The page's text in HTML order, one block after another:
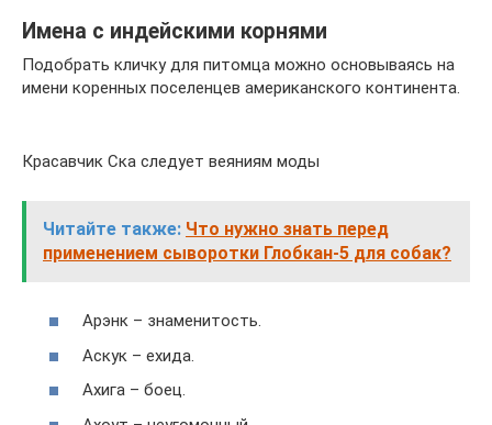
Имена с индейскими корнями
Подобрать кличку для питомца можно основываясь на
имени коренных поселенцев американского континента.
Красавчик Ска следует веяниям моды
Читайте также: Что нужно знать перед
применением сыворотки Глобкан-5 для собак?
Арэнк – знаменитость.
Аскук – ехида.
Ахига – боец.